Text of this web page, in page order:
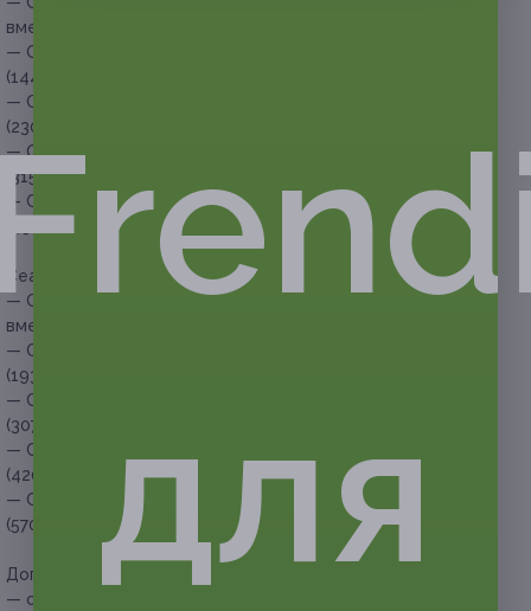
вместо 1000 руб.)
— Скидка 52% на 3 сеанса LPG-массажа (30 минут)
(1440 руб. вместо 3000 руб.)
— Скидка 54% на 5 сеансов LPG-массажа (30 минут)
(2300 руб. вместо 5000 руб.)
— Скидка 55% на 7 сеансов LPG-массажа (30 минут)
(3150 руб. вместо 7000 руб.)
— Скидка 57% на 10 сеансов LPG-массажа (30 минут)
(4300 руб. вместо 10 000 руб.)
Сеансы LPG-массажа (60 минут):
— Скидка 55% на 1 сеанс LPG-массажа (60 минут) (675 руб.
вместо 1500 руб.)
— Скидка 57% на 3 сеанса LPG-массажа (60 минут)
(1935 руб. вместо 4500 руб.)
— Скидка 59% на 5 сеансов LPG-массажа (60 минут)
(3075 руб. вместо 7500 руб.)
— Скидка 60% на 7 сеансов LPG-массажа (60 минут)
(4200 руб. вместо 10 500 руб.)
— Скидка 62% на 10 сеансов LPG-массажа (60 минут)
(5700 руб. вместо 15 000 руб.)
Дополнительные преимущества:
— сертифицированные специалисты;
для